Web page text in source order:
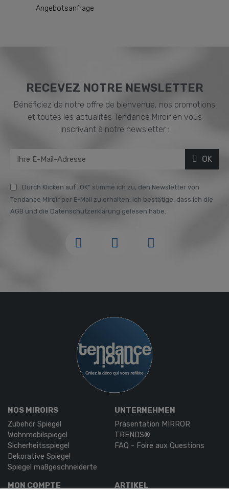
Angebotsanfrage
RECEVEZ NOTRE NEWSLETTER
Bénéficiez de notre offre de bienvenue, nos promotions
et toutes les actualités Tendance Miroir en vous
inscrivant à notre newsletter :
OK
Durch Klicken auf „OK“ stimme ich zu, den Newsletter von
Tendance Miroir per E-Mail zu erhalten. Ich bestätige, dass ich die
AGB und die Datenschutzerklärung gelesen habe.
NOS MIROIRS
Zubehör Spiegel
Wohnmobilspiegel
Sicherheitsspiegel
Dekorative Spiegel
Spiegel maßgeschneiderte
UNTERNEHMEN
Präsentation MIRROR
TRENDS®
FAQ - Foire aux Questions
MON COMPTE ARTIKEL